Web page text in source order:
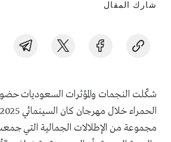
شارك المقال
شكّلت النجمات والمؤثرات السعوديات
مجموعة من الإطلالات الجمالية التي